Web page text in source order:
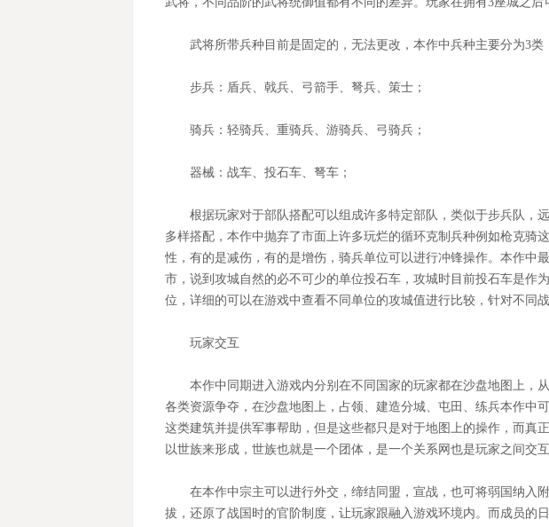
武将所带兵种目前是固定的，无法更改，本作中兵种主要分为3类
步兵：盾兵、戟兵、弓箭手、弩兵、策士；
骑兵：轻骑兵、重骑兵、游骑兵、弓骑兵；
器械：战车、投石车、弩车；
根据玩家对于部队搭配可以组成许多特定部队，类似于步兵队，
多样搭配，本作中抛弃了市面上许多玩烂的循环克制兵种例如枪克骑
性，有的是减伤，有的是增伤，骑兵单位可以进行冲锋操作。本作中
市，说到攻城自然的必不可少的单位投石车，攻城时目前投石车是作
位，详细的可以在游戏中查看不同单位的攻城值进行比较，针对不同
玩家交互
本作中同期进入游戏内分别在不同国家的玩家都在沙盘地图上，
各类资源争夺，在沙盘地图上，占领、建造分城、屯田、练兵本作中
这类建筑并提供军事帮助，但是这些都只是对于地图上的操作，而真
以世族来形成，世族也就是一个团体，是一个关系网也是玩家之间交互
在本作中宗主可以进行外交，缔结同盟，宣战，也可将弱国纳入
拔，还原了战国时的官阶制度，让玩家跟融入游戏环境内。而成员的